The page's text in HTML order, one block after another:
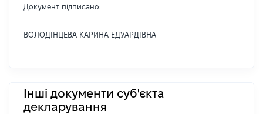
Документ підписано:
ВОЛОДІНЦЕВА КАРИНА ЕДУАРДІВНА
Інші документи суб'єкта
декларування